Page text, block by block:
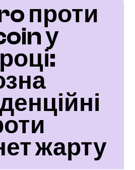
проти
у
жарту